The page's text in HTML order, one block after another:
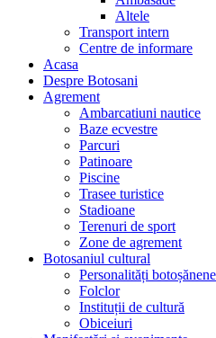
Altele
Transport intern
Centre de informare
Acasa
Despre Botosani
Agrement
Ambarcatiuni nautice
Baze ecvestre
Parcuri
Patinoare
Piscine
Trasee turistice
Stadioane
Terenuri de sport
Zone de agrement
Botosaniul cultural
Personalități botoșănene
Folclor
Instituții de cultură
Obiceiuri